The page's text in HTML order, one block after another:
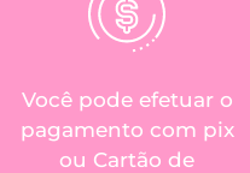
Você pode efetuar o
pagamento com pix
ou Cartão de